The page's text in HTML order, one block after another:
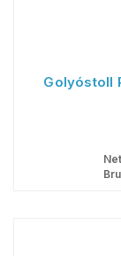
Golyóstoll